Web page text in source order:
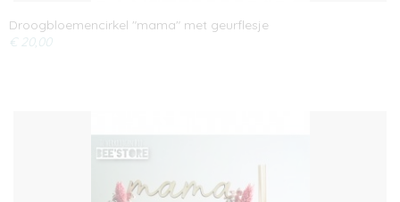
Droogbloemencirkel "mama" met geurflesje
€ 20,00